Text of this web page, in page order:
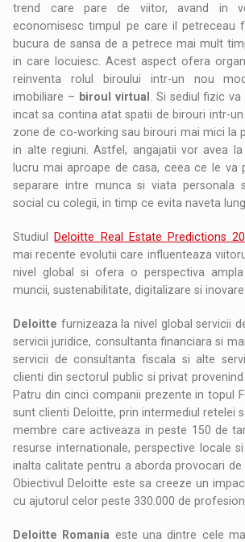
trend care pare de viitor, avand in
economisesc timpul pe care il petreceau
bucura de sansa de a petrece mai mult
in care locuiesc. Acest aspect ofera
reinventa rolul biroului intr-un nou
imobiliare – biroul virtual
. Si sediul fizic
incat sa contina atat spatii de birouri intr-
zone de co-working sau birouri mai mici la
in alte regiuni. Astfel, angajatii vor avea
lucru mai aproape de casa, ceea ce le va
separare intre munca si viata personala
social cu colegii, in timp ce evita naveta
Studiul Deloitte Real Estate Predictions
mai recente evolutii care influenteaza
nivel global si ofera o perspectiva
muncii, sustenabilitate, digitalizare si
Deloitte furnizeaza la nivel global servicii
servicii juridice, consultanta financiara si
servicii de consultanta fiscala si alte
clienti din sectorul public si privat provenind
Patru din cinci companii prezente in topul
sunt clienti Deloitte, prin intermediul retelei
membre care activeaza in peste 150 de
resurse internationale, perspective locale
inalta calitate pentru a aborda provocari de
Obiectivul Deloitte este sa creeze un
cu ajutorul celor peste 330.000 de
Deloitte Romania este una dintre cele